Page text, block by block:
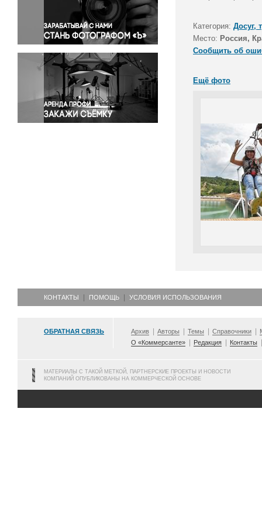
Правосудие
Происшествия и конфликты
Религия
Светская жизнь
Спорт
Экология
Экономика и бизнес
Категория: Досуг,
Место: Россия,
Сообщить об
Ещё фото
КОНТАКТЫ ПОМОЩЬ УСЛОВИЯ ИСПОЛЬЗОВАНИЯ
ОБРАТНАЯ СВЯЗЬ Архив Авторы Темы Справочники
О «Коммерсанте»
Редакция Контакты
МАТЕРИАЛЫ С ТАКОЙ МЕТКОЙ, ПАРТНЕРСКИЕ ПРОЕКТЫ И НОВОСТИ
КОМПАНИЙ ОПУБЛИКОВАНЫ НА КОММЕРЧЕСКОЙ ОСНОВЕ